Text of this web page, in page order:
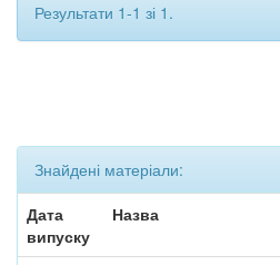
Результати 1-1 зі 1.
Знайдені матеріали:
Дата
випуску
Назва